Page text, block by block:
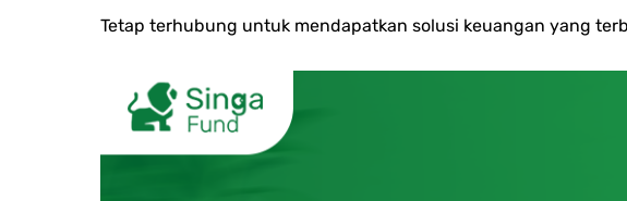
Tetap terhubung untuk mendapatkan solusi keuangan yang